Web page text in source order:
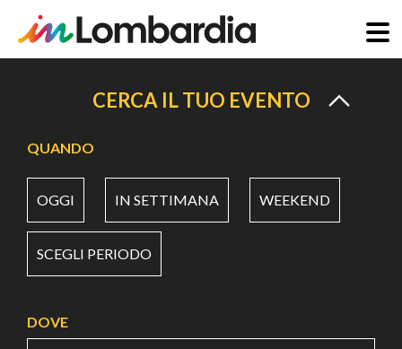
principale
CERCA IL TUO EVENTO
QUANDO
OGGI IN SETTIMANA WEEKEND
SCEGLI PERIODO
DOVE